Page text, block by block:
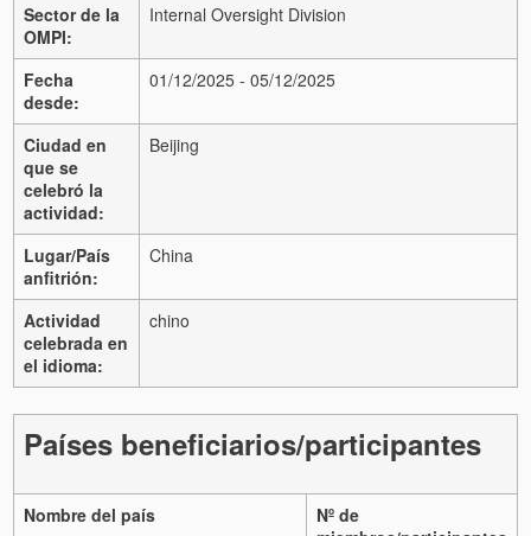
Sector de la
OMPI:
Internal Oversight Division
Fecha
desde:
01/12/2025 - 05/12/2025
Ciudad en
que se
celebró la
actividad:
Beijing
Lugar/País
anfitrión:
China
Actividad
celebrada en
el idioma:
chino
Países beneficiarios/participantes
Nombre del país
Nº de